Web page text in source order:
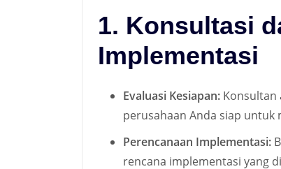
1. Konsultasi
Implementasi
Evaluasi Kesiapan: Konsultan
perusahaan Anda siap untuk
Perencanaan Implementasi:
rencana implementasi yang